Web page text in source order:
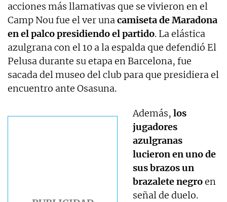
acciones más llamativas que se vivieron en el
Camp Nou fue el ver unacamiseta de Maradona
en el palco presidiendo el partido. La elástica
azulgrana con el 10 a la espalda que defendió El
Pelusa durante su etapa en Barcelona, fue
sacada del museo del club para que presidiera el
encuentro ante Osasuna.
Además,los
jugadores
azulgranas
lucieron en uno de
sus brazos un
brazalete negroen
señal de duelo.